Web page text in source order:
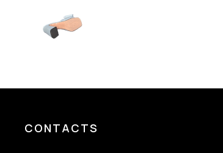
CONTACTS